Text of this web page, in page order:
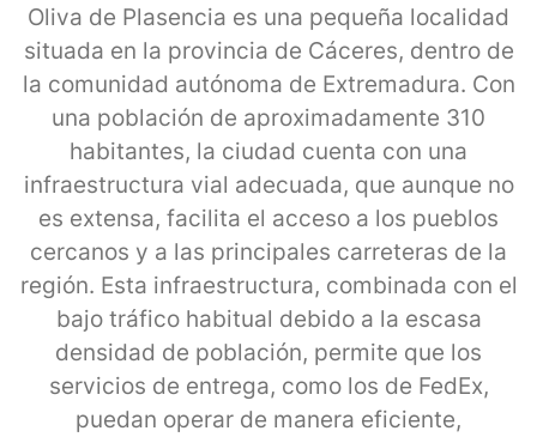
Oliva de Plasencia es una pequeña localidad
situada en la provincia de Cáceres, dentro de
la comunidad autónoma de Extremadura. Con
una población de aproximadamente 310
habitantes, la ciudad cuenta con una
infraestructura vial adecuada, que aunque no
es extensa, facilita el acceso a los pueblos
cercanos y a las principales carreteras de la
región. Esta infraestructura, combinada con el
bajo tráfico habitual debido a la escasa
densidad de población, permite que los
servicios de entrega, como los de FedEx,
puedan operar de manera eficiente,